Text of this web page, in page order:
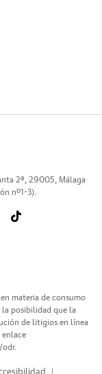
2ª, 29005, Málaga
nº1-3).
materia de consumo
la posibilidad que la
de litigios en línea
enlace
odr.